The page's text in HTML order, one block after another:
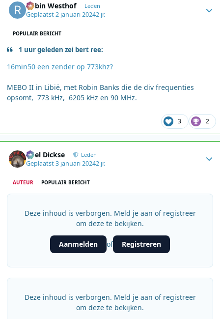
Robin Westhof Leden
Geplaatst2 januari 20242 jr.
POPULAIR BERICHT
1 uur geleden zei bert ree:
16min50 een zender op 773khz?
MEBO II in Libië, met Robin Banks die de div frequenties
opsomt, 773 kHz, 6205 kHz en 90 MHz.
3 2
Roel Dickse Leden
Geplaatst3 januari 20242 jr.
AUTEUR POPULAIR BERICHT
Deze inhoud is verborgen. Meld je aan of registreer
om deze te bekijken.
Aanmelden of Registreren
Deze inhoud is verborgen. Meld je aan of registreer
om deze te bekijken.